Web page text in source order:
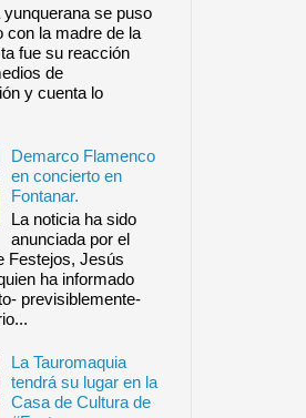
yunquerana se puso
con la madre de la
fue su reacción
de
y cuenta lo
Demarco Flamenco
en concierto en
Fontanar.
La noticia ha sido
anunciada por el
Festejos, Jesús
ha informado
previsiblemente-
La Tauromaquia
tendrá su lugar en la
Casa de Cultura de